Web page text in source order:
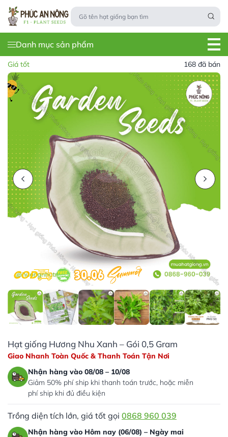
Danh mục sản phẩm
Giá tốt 168 đã bán
Hạt giống Hương Nhu Xanh – Gói 0,5 Gram
Giao Nhanh Toàn Quốc & Thanh Toán Tận Nơi
Nhận hàng vào 08/08 – 10/08
Giảm 50% phí ship khi thanh toán trước, hoặc miễn
phí ship khi đủ điều kiện
Trồng diện tích lớn, giá tốt gọi 0868 960 039
Nhận hàng vào Hôm nay (06/08) – Ngày mai